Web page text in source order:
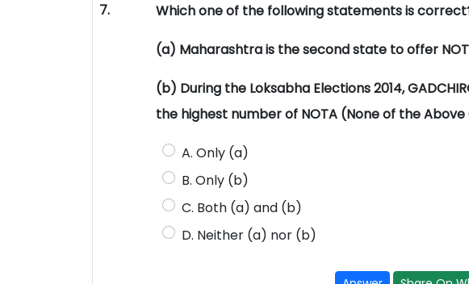
7. Which one of the following statements is
(a) Maharashtra is the second state to offer
(b) During the Loksabha Elections 2014,
the highest number of NOTA (None of the
A. Only (a)
B. Only (b)
C. Both (a) and (b)
D. Neither (a) nor (b)